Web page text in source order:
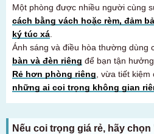
Một phòng được nhiều người cùng
cách bằng vách hoặc rèm, đảm
ký túc xá
Ánh sáng và điều hòa thường dùng
bàn và đèn riêng để bạn tận
Rẻ hơn phòng riêng , vừa tiết
những ai coi trọng không gian
Nếu coi trọng giá rẻ, hãy